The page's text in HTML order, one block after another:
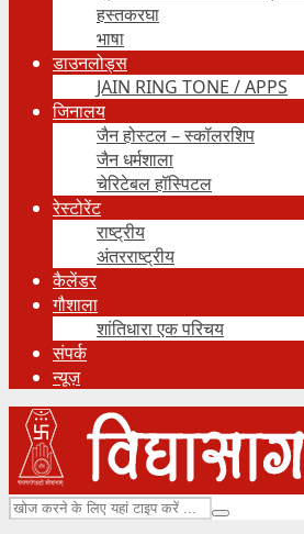
हस्तकरघा
भाषा
डाउनलोड्स
JAIN RING TONE / APPS
जिनालय
जैन होस्टल – स्कॉलरशिप
जैन धर्मशाला
चेरिटेबल हॉस्पिटल
रेस्टोरेंट
राष्ट्रीय
अंतरराष्ट्रीय
कैलेंडर
गौशाला
शांतिधारा एक परिचय
संपर्क
न्यूज़